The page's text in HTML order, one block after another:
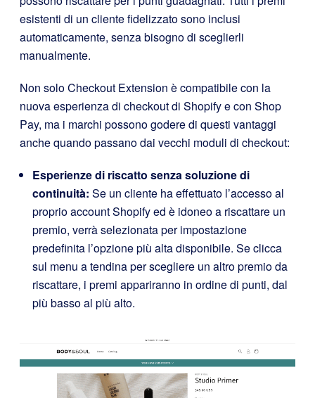
esistenti di un cliente fidelizzato sono inclusi
automaticamente, senza bisogno di sceglierli
manualmente.
Non solo Checkout Extension è compatibile con la
nuova esperienza di checkout di Shopify e con Shop
Pay, ma i marchi possono godere di questi vantaggi
anche quando passano dai vecchi moduli di checkout:
Esperienze di riscatto senza soluzione di
continuità: Se un cliente ha effettuato l’accesso al
proprio account Shopify ed è idoneo a riscattare un
premio, verrà selezionata per impostazione
predefinita l’opzione più alta disponibile. Se clicca
sul menu a tendina per scegliere un altro premio da
riscattare, i premi appariranno in ordine di punti, dal
più basso al più alto.